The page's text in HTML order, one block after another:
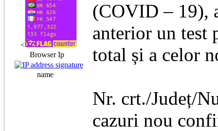
<
Browser Ip
name
(COVID – 19),
anterior un test
total și a celor
Nr. crt./Județ/
cazuri nou